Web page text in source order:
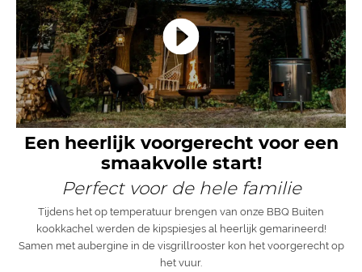
Een heerlijk voorgerecht voor een
smaakvolle start!
Perfect voor de hele familie
Tijdens het op temperatuur brengen van onze BBQ Buiten
kookkachel werden de kipspiesjes al heerlijk gemarineerd!
Samen met aubergine in de visgrillrooster kon het voorgerecht op
het vuur.